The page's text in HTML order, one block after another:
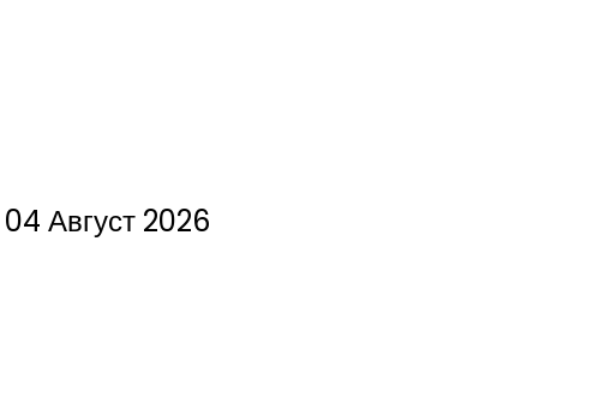
04 Август 2026